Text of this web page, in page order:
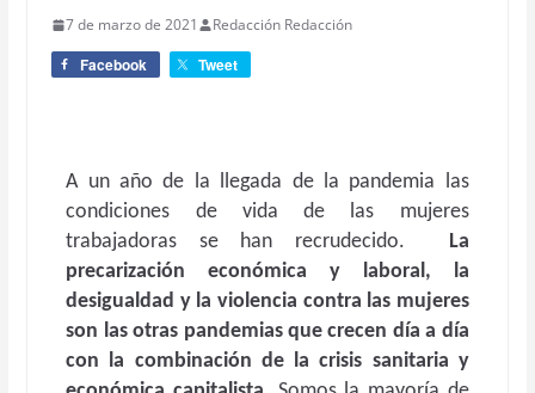
7 de marzo de 2021 Redacción Redacción
Facebook Tweet
A un año de la llegada de la pandemia las
condiciones de vida de las mujeres
trabajadoras se han recrudecido. La
precarización económica y laboral, la
desigualdad y la violencia contra las mujeres
son las otras pandemias que crecen día a día
con la combinación de la crisis sanitaria y